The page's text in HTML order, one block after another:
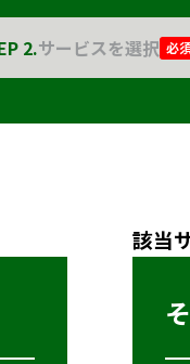
2.サービスを選択 必
該当